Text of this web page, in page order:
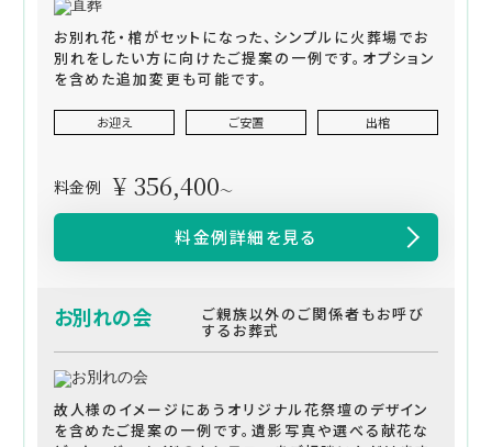
お別れ花・棺がセットになった、シンプルに火葬場でお
別れをしたい方に向けたご提案の一例です。オプション
を含めた追加変更も可能です。
お迎え ご安置 出棺
料金例 ¥ 356,400～
料金例詳細を見る
お別れの会 ご親族以外のご関係者もお呼び
するお葬式
故人様のイメージにあうオリジナル花祭壇のデザイン
を含めたご提案の一例です。遺影写真や選べる献花な